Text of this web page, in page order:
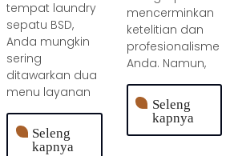
tempat laundry
sepatu BSD,
Anda mungkin
sering
ditawarkan dua
menu layanan
Seleng
kapnya
mencerminkan
ketelitian dan
profesionalisme
Anda. Namun,
Seleng
kapnya